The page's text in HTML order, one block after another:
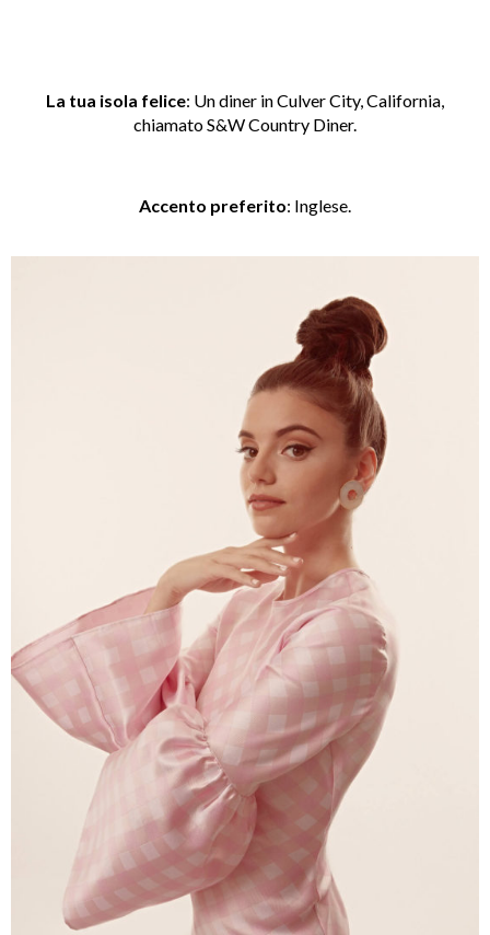
La tua isola felice: Un diner in Culver City, California,
chiamatoS&W Country Diner.
Accento preferito: Inglese.